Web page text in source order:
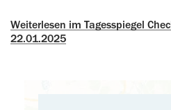
Weiterlesen im Tagesspiegel
22.01.2025